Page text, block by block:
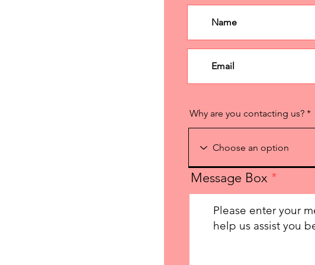
Why are you contacting us?
Message Box